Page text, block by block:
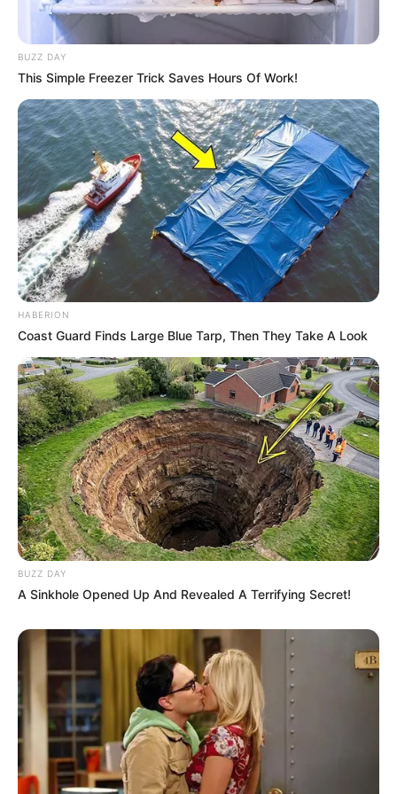
Les acteurs ITC en guest cette semaine:
Sophie Payan (Cheffe Besseau), Lise Royo
(L’infirmière), Jérôme Thevenet (Albin Velon),
astien Blassel (Josselin Verneuil), Pierre Benezit
(Stéphane Lanneau), François-David Cardonnel
(Penac)…
Ici tout commence en
avance lundi 18 mai
2026 (spoilers)
DansITC épisode 1438: Bianca voit son pire
BUZZ DAY
This Simple Freezer Trick Saves Hours Of Work!
HABERION
Coast Guard Finds Large Blue Tarp, Then They Take A Look
BUZZ DAY
A Sinkhole Opened Up And Revealed A Terrifying Secret!